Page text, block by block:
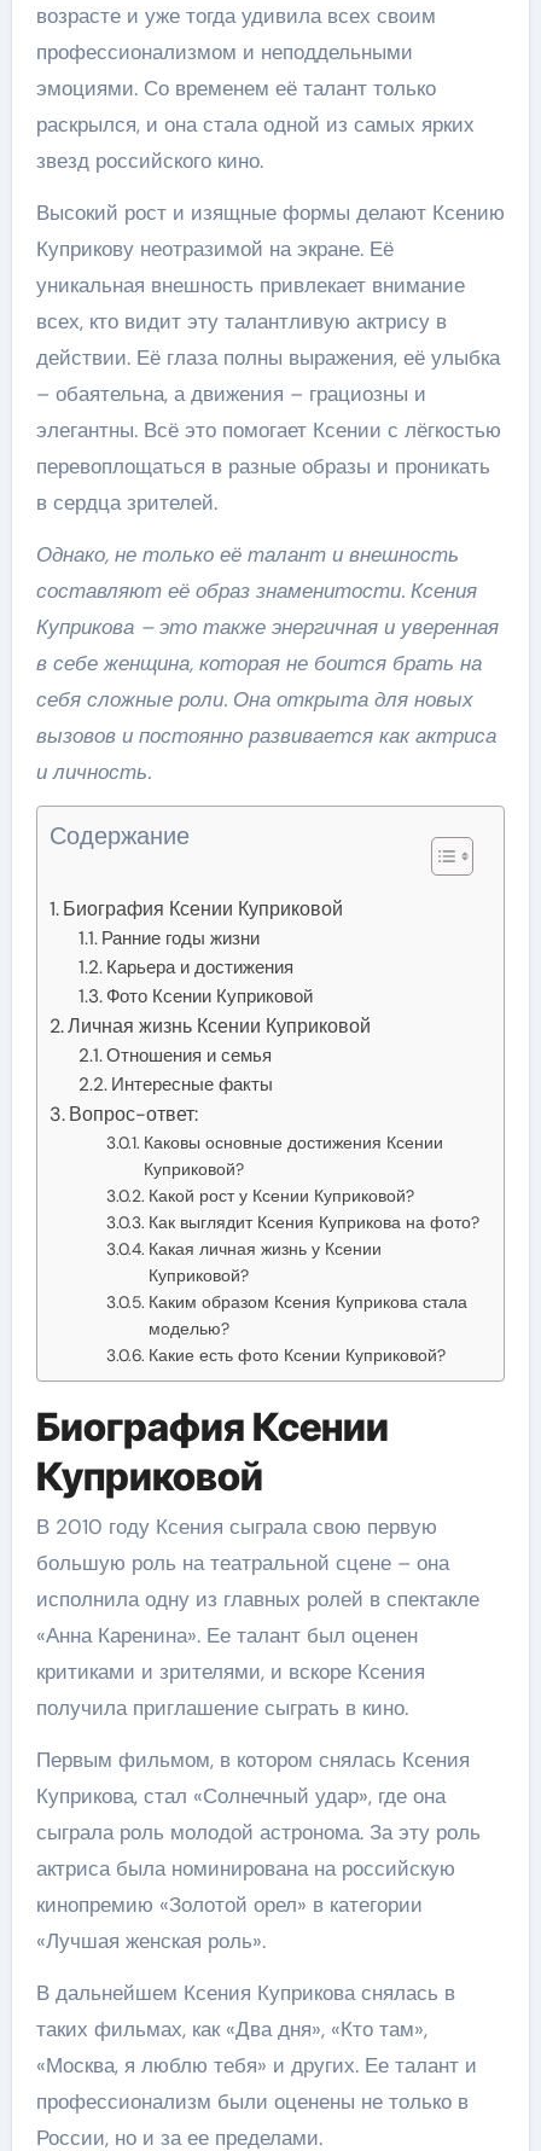
возрасте и уже тогда удивила всех своим
профессионализмом и неподдельными
эмоциями. Со временем её талант только
раскрылся, и она стала одной из самых ярких
звезд российского кино.
Высокий рост и изящные формы делают Ксению
Куприкову неотразимой на экране. Её
уникальная внешность привлекает внимание
всех, кто видит эту талантливую актрису в
действии. Её глаза полны выражения, её улыбка
– обаятельна, а движения – грациозны и
элегантны. Всё это помогает Ксении с лёгкостью
перевоплощаться в разные образы и проникать
в сердца зрителей.
Однако, не только её талант и внешность
составляют её образ знаменитости. Ксения
Куприкова – это также энергичная и уверенная
в себе женщина, которая не боится брать на
себя сложные роли. Она открыта для новых
вызовов и постоянно развивается как актриса
и личность.
Содержание
Биография Ксении Куприковой
Ранние годы жизни
Карьера и достижения
Фото Ксении Куприковой
Личная жизнь Ксении Куприковой
Отношения и семья
Интересные факты
Вопрос-ответ:
Каковы основные достижения Ксении
Куприковой?
Какой рост у Ксении Куприковой?
Как выглядит Ксения Куприкова на фото?
Какая личная жизнь у Ксении
Куприковой?
Каким образом Ксения Куприкова стала
моделью?
Какие есть фото Ксении Куприковой?
Биография Ксении
Куприковой
В 2010 году Ксения сыграла свою первую
большую роль на театральной сцене – она
исполнила одну из главных ролей в спектакле
«Анна Каренина». Ее талант был оценен
критиками и зрителями, и вскоре Ксения
получила приглашение сыграть в кино.
Первым фильмом, в котором снялась Ксения
Куприкова, стал «Солнечный удар», где она
сыграла роль молодой астронома. За эту роль
актриса была номинирована на российскую
кинопремию «Золотой орел» в категории
«Лучшая женская роль».
В дальнейшем Ксения Куприкова снялась в
таких фильмах, как «Два дня», «Кто там»,
«Москва, я люблю тебя» и других. Ее талант и
профессионализм были оценены не только в
России, но и за ее пределами.